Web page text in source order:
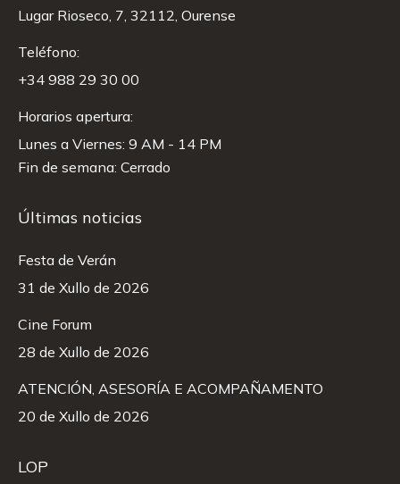
Lugar Rioseco, 7, 32112, Ourense
Teléfono:
+34 988 29 30 00
Horarios apertura:
Lunes a Viernes: 9 AM - 14 PM
Fin de semana: Cerrado
Últimas noticias
Festa de Verán
31 de Xullo de 2026
Cine Forum
28 de Xullo de 2026
ATENCIÓN, ASESORÍA E ACOMPAÑAMENTO
20 de Xullo de 2026
LOP